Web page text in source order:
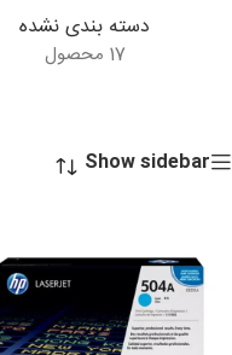
دسته بندی نشده
17 محصول
Show sidebar